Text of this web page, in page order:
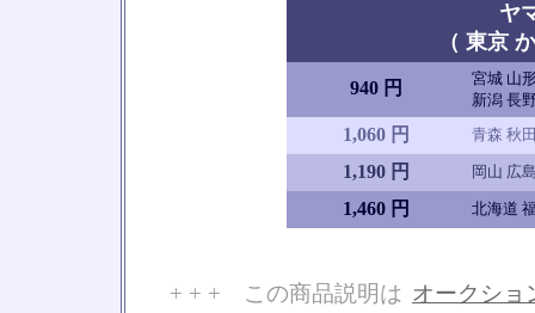
ヤ
（ 東京
940 円
宮城 山
新潟 長
1,060 円 青森 秋
1,190 円 岡山 広
1,460 円 北海道
+ + + この商品説明は オークショ